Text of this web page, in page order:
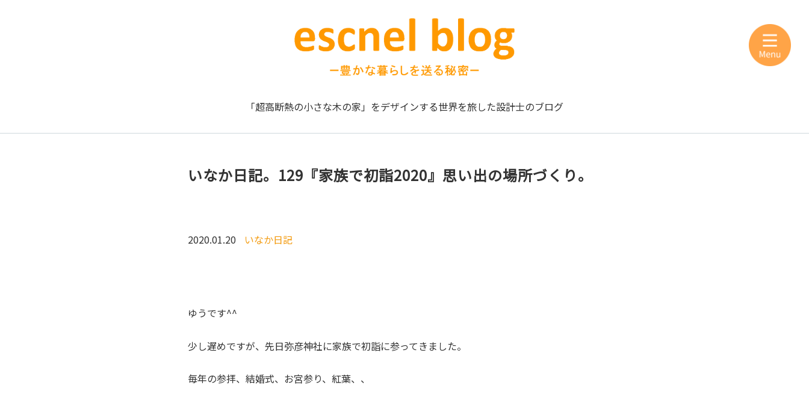
「超高断熱の小さな木の家」をデザインする世界を旅した設計士のブログ
いなか日記。129『家族で初詣2020』思い出の場所づくり。
2020.01.20 いなか日記
ゆうです^^
少し遅めですが、先日弥彦神社に家族で初詣に参ってきました。
毎年の参拝、結婚式、お宮参り、紅葉、、